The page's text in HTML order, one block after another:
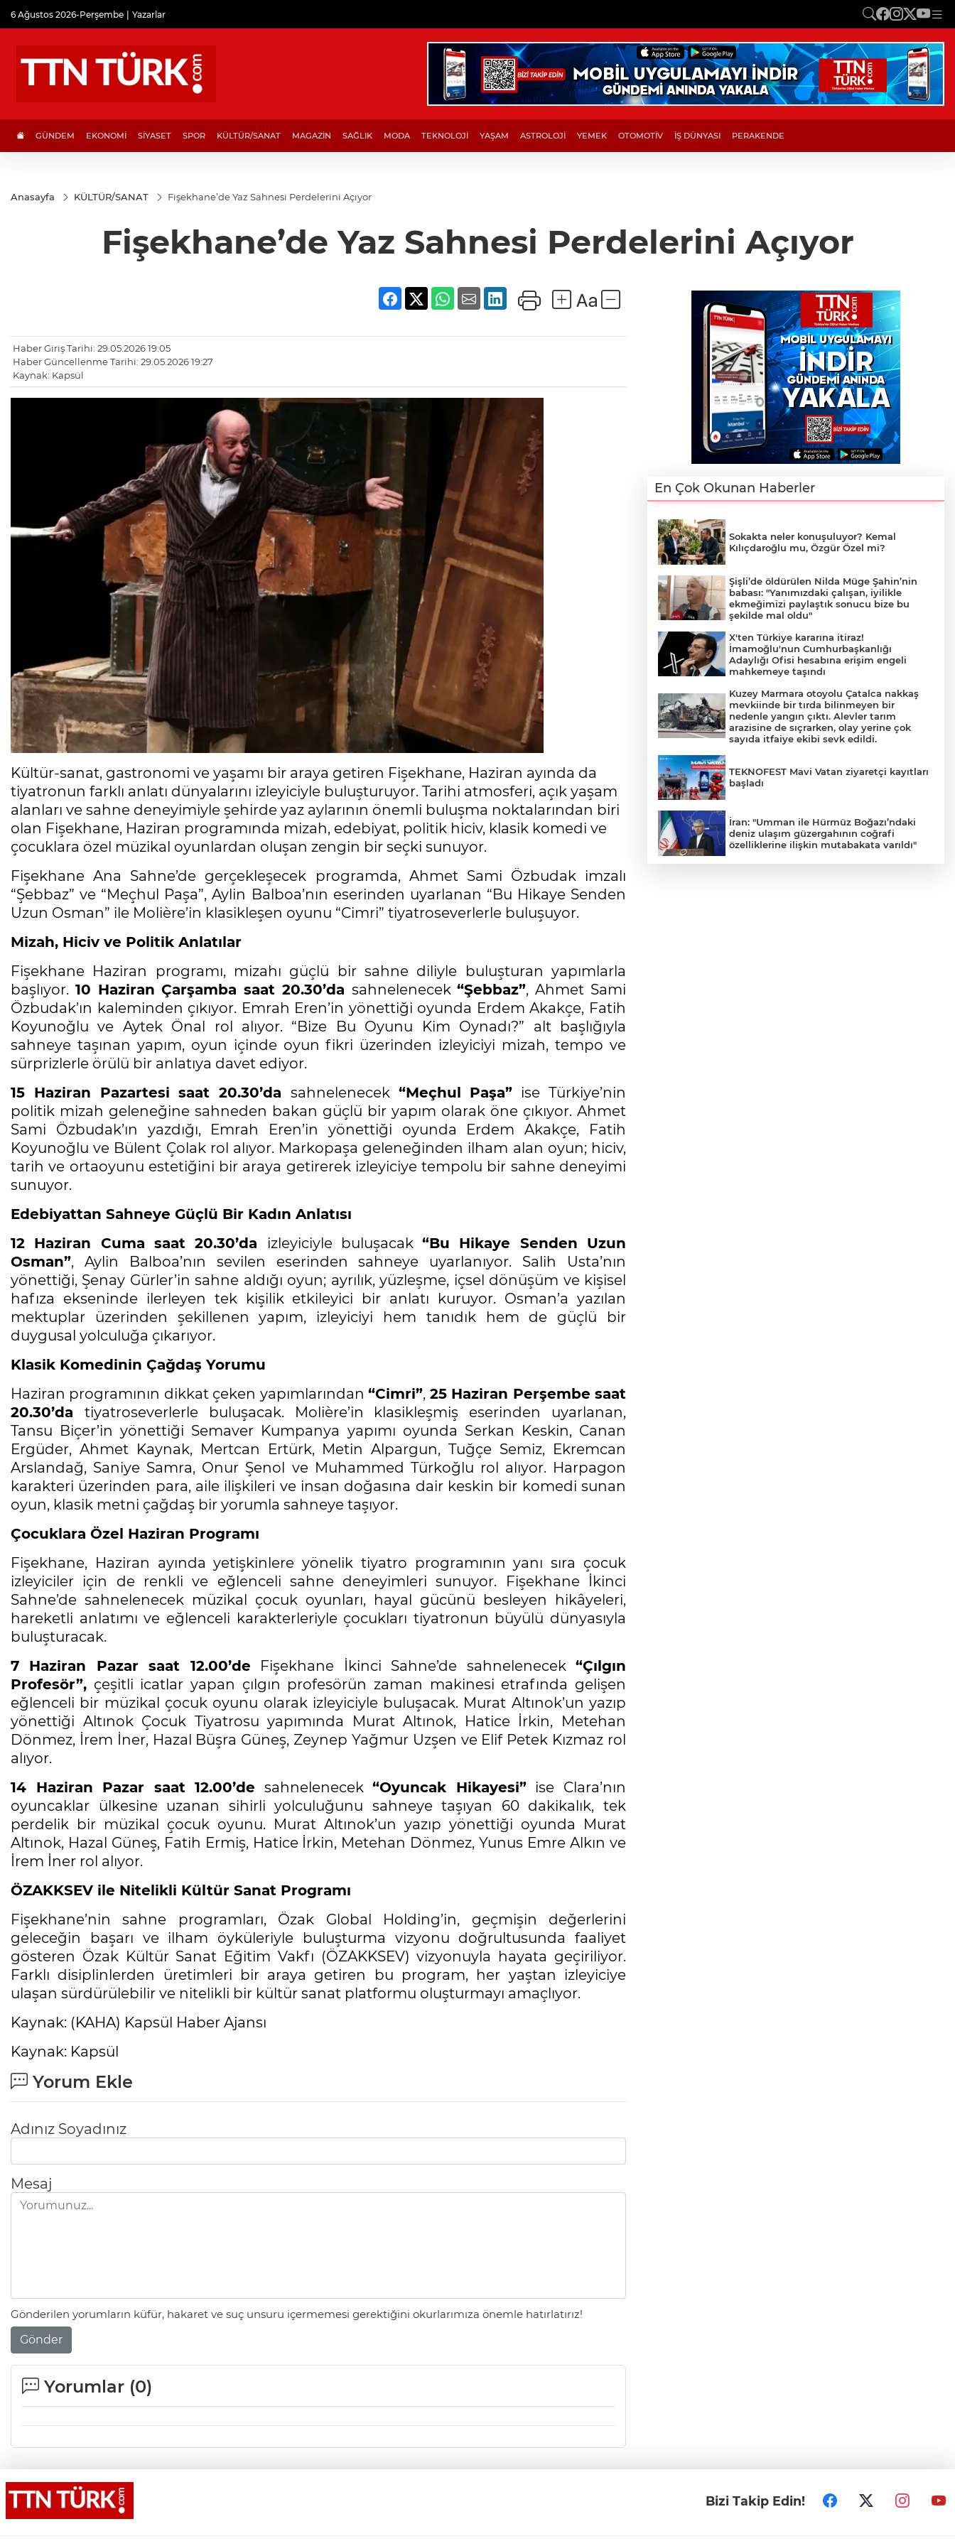
6 Ağustos 2026-Perşembe Yazarlar
GÜNDEM EKONOMİ SİYASET SPOR KÜLTÜR/SANAT MAGAZİN SAĞLIK MODA TEKNOLOJİ YAŞAM ASTROLOJİ YEMEK OTOMOTİV İŞ DÜNYASI PERAKENDE
Anasayfa KÜLTÜR/SANAT Fişekhane’de Yaz Sahnesi Perdelerini Açıyor
Fişekhane’de Yaz Sahnesi Perdelerini Açıyor
Haber Giriş Tarihi: 29.05.2026 19:05
Haber Güncellenme Tarihi: 29.05.2026 19:27
Kaynak: Kapsül
Kültür-sanat, gastronomi ve yaşamı bir araya getiren Fişekhane, Haziran ayında da
tiyatronun farklı anlatı dünyalarını izleyiciyle buluşturuyor. Tarihi atmosferi, açık yaşam
alanları ve sahne deneyimiyle şehirde yaz aylarının önemli buluşma noktalarından biri
olan Fişekhane, Haziran programında mizah, edebiyat, politik hiciv, klasik komedi ve
çocuklara özel müzikal oyunlardan oluşan zengin bir seçki sunuyor.
Fişekhane Ana Sahne’de gerçekleşecek programda, Ahmet Sami Özbudak imzalı
“Şebbaz” ve “Meçhul Paşa”, Aylin Balboa’nın eserinden uyarlanan “Bu Hikaye Senden
Uzun Osman” ile Molière’in klasikleşen oyunu “Cimri” tiyatroseverlerle buluşuyor.
Mizah, Hiciv ve Politik Anlatılar
Fişekhane Haziran programı, mizahı güçlü bir sahne diliyle buluşturan yapımlarla
başlıyor. 10 Haziran Çarşamba saat 20.30’da sahnelenecek“Şebbaz”, Ahmet Sami
Özbudak’ın kaleminden çıkıyor. Emrah Eren’in yönettiği oyunda Erdem Akakçe, Fatih
Koyunoğlu ve Aytek Önal rol alıyor. “Bize Bu Oyunu Kim Oynadı?” alt başlığıyla
sahneye taşınan yapım, oyun içinde oyun fikri üzerinden izleyiciyi mizah, tempo ve
sürprizlerle örülü bir anlatıya davet ediyor.
15 Haziran Pazartesi saat 20.30’da sahnelenecek “Meçhul Paşa” ise Türkiye’nin
politik mizah geleneğine sahneden bakan güçlü bir yapım olarak öne çıkıyor. Ahmet
Sami Özbudak’ın yazdığı, Emrah Eren’in yönettiği oyunda Erdem Akakçe, Fatih
Koyunoğlu ve Bülent Çolak rol alıyor. Markopaşa geleneğinden ilham alan oyun; hiciv,
tarih ve ortaoyunu estetiğini bir araya getirerek izleyiciye tempolu bir sahne deneyimi
sunuyor.
Edebiyattan Sahneye Güçlü Bir Kadın Anlatısı
12 Haziran Cuma saat 20.30’da izleyiciyle buluşacak“Bu Hikaye Senden Uzun
Osman”, Aylin Balboa’nın sevilen eserinden sahneye uyarlanıyor. Salih Usta’nın
yönettiği, Şenay Gürler’in sahne aldığı oyun; ayrılık, yüzleşme, içsel dönüşüm ve kişisel
hafıza ekseninde ilerleyen tek kişilik etkileyici bir anlatı kuruyor. Osman’a yazılan
mektuplar üzerinden şekillenen yapım, izleyiciyi hem tanıdık hem de güçlü bir
duygusal yolculuğa çıkarıyor.
Klasik Komedinin Çağdaş Yorumu
Haziran programının dikkat çeken yapımlarından“Cimri”, 25 Haziran Perşembe saat
20.30’da tiyatroseverlerle buluşacak. Molière’in klasikleşmiş eserinden uyarlanan,
Tansu Biçer’in yönettiği Semaver Kumpanya yapımı oyunda Serkan Keskin, Canan
Ergüder, Ahmet Kaynak, Mertcan Ertürk, Metin Alpargun, Tuğçe Semiz, Ekremcan
Arslandağ, Saniye Samra, Onur Şenol ve Muhammed Türkoğlu rol alıyor. Harpagon
karakteri üzerinden para, aile ilişkileri ve insan doğasına dair keskin bir komedi sunan
oyun, klasik metni çağdaş bir yorumla sahneye taşıyor.
Çocuklara Özel Haziran Programı
Fişekhane, Haziran ayında yetişkinlere yönelik tiyatro programının yanı sıra çocuk
izleyiciler için de renkli ve eğlenceli sahne deneyimleri sunuyor. Fişekhane İkinci
Sahne’de sahnelenecek müzikal çocuk oyunları, hayal gücünü besleyen hikâyeleri,
hareketli anlatımı ve eğlenceli karakterleriyle çocukları tiyatronun büyülü dünyasıyla
buluşturacak.
7 Haziran Pazar saat 12.00’de Fişekhane İkinci Sahne’de sahnelenecek“Çılgın
Profesör”, çeşitli icatlar yapan çılgın profesörün zaman makinesi etrafında gelişen
eğlenceli bir müzikal çocuk oyunu olarak izleyiciyle buluşacak. Murat Altınok’un yazıp
yönettiği Altınok Çocuk Tiyatrosu yapımında Murat Altınok, Hatice İrkin, Metehan
Dönmez, İrem İner, Hazal Büşra Güneş, Zeynep Yağmur Uzşen ve Elif Petek Kızmaz rol
alıyor.
14 Haziran Pazar saat 12.00’de sahnelenecek“Oyuncak Hikayesi”ise Clara’nın
oyuncaklar ülkesine uzanan sihirli yolculuğunu sahneye taşıyan 60 dakikalık, tek
perdelik bir müzikal çocuk oyunu. Murat Altınok’un yazıp yönettiği oyunda Murat
Altınok, Hazal Güneş, Fatih Ermiş, Hatice İrkin, Metehan Dönmez, Yunus Emre Alkın ve
İrem İner rol alıyor.
ÖZAKKSEV ile Nitelikli Kültür Sanat Programı
Fişekhane’nin sahne programları, Özak Global Holding’in, geçmişin değerlerini
geleceğin başarı ve ilham öyküleriyle buluşturma vizyonu doğrultusunda faaliyet
gösteren Özak Kültür Sanat Eğitim Vakfı (ÖZAKKSEV) vizyonuyla hayata geçiriliyor.
Farklı disiplinlerden üretimleri bir araya getiren bu program, her yaştan izleyiciye
ulaşan sürdürülebilir ve nitelikli bir kültür sanat platformu oluşturmayı amaçlıyor.
Kaynak: (KAHA) Kapsül Haber Ajansı
Kaynak: Kapsül
Yorum Ekle
Adınız Soyadınız
Mesaj
Gönderilen yorumların küfür, hakaret ve suç unsuru içermemesi gerektiğini okurlarımıza önemle hatırlatırız!
Gönder
Yorumlar (0)
En Çok Okunan Haberler
Sokakta neler konuşuluyor? Kemal
Kılıçdaroğlu mu, Özgür Özel mi?
Şişli’de öldürülen Nilda Müge Şahin’nin
babası: "Yanımızdaki çalışan, iyilikle
ekmeğimizi paylaştık sonucu bize bu
şekilde mal oldu"
X'ten Türkiye kararına itiraz!
İmamoğlu'nun Cumhurbaşkanlığı
Adaylığı Ofisi hesabına erişim engeli
mahkemeye taşındı
Kuzey Marmara otoyolu Çatalca nakkaş
mevkiinde bir tırda bilinmeyen bir
nedenle yangın çıktı. Alevler tarım
arazisine de sıçrarken, olay yerine çok
sayıda itfaiye ekibi sevk edildi.
TEKNOFEST Mavi Vatan ziyaretçi kayıtları
başladı
İran: "Umman ile Hürmüz Boğazı’ndaki
deniz ulaşım güzergahının coğrafi
özelliklerine ilişkin mutabakata varıldı"
Bizi Takip Edin!